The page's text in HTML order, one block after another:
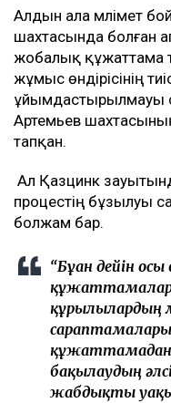
Алдын ала мәлімет
шахтасында болған
жобалық құжаттама
жұмыс өндірісінің
ұйымдастырылмауы
Артемьев
тапқан.
Ал Қазцинк
процестің бұзылуы
болжам бар.
“Бұған дейін
құрылғылардың
құжаттамадан
бақылаудың
жабдықты